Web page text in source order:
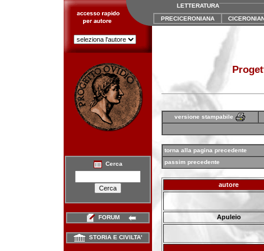
LETTERATURA
PRECICERONIANA
Cerca
FORUM
STORIA E CIVILTA'
versione stampabile
torna alla pagina precedente
passim precedente
autore
Apuleio